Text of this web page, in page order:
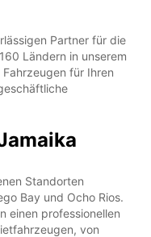
Partner für die
Ländern in unserem
für Ihren
Standorten
Bay und Ocho Rios.
einen professionellen
von